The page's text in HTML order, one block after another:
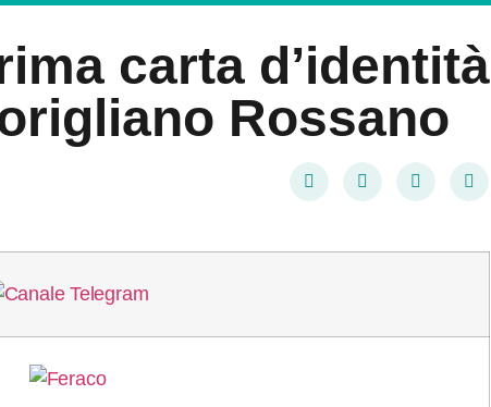
carta d’identità
Rossano